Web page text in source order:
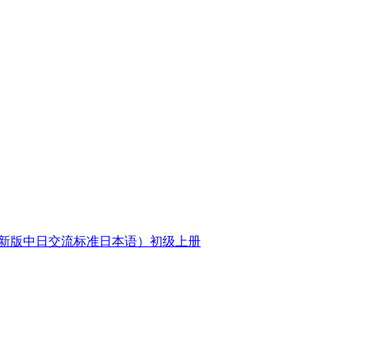
版中日交流标准日本语）初级上册